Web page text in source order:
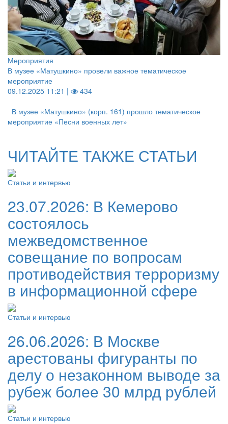
Мероприятия
В музее «Матушкино» провели важное тематическое
мероприятие
09.12.2025 11:21 |
434
В музее «Матушкино» (корп. 161) прошло тематическое
мероприятие «Песни военных лет»
ЧИТАЙТЕ ТАКЖЕ СТАТЬИ
Статьи и интервью
23.07.2026: В Кемерово
состоялось
межведомственное
совещание по вопросам
противодействия терроризму
в информационной сфере
Статьи и интервью
26.06.2026: В Москве
арестованы фигуранты по
делу о незаконном выводе за
рубеж более 30 млрд рублей
Статьи и интервью